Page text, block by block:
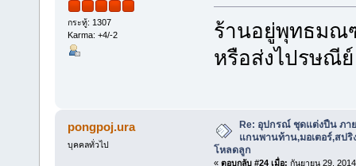
กระทู้: 1307
Karma: +4/-2
ร้านอยู่พุทธมณ
หรือส่งไปรษณีย์
pongpoj.ura
บุคคลทั่วไป
Re: อุปกรณ์ ชุดแต่งปืน ภา
แกนพานท้าน,มอเตอร์,สปริ
โหลดลูก
« ตอบกลับ #24 เมื่อ: กันยายน 29,